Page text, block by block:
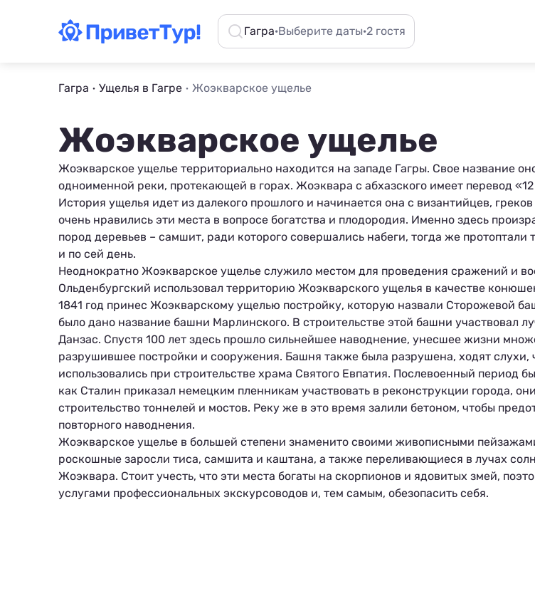
Гагра·Выберите даты·2 гостя
Гагра Ущелья в Гагре Жоэкварское ущелье
Жоэкварское ущелье
Жоэкварское ущелье территориально находится на западе Гагры. Свое название
одноименной реки, протекающей в горах. Жоэквара с абхазского имеет перевод
История ущелья идет из далекого прошлого и начинается она с византийцев,
очень нравились эти места в вопросе богатства и плодородия. Именно здесь
пород деревьев – самшит, ради которого совершались набеги, тогда же
и по сей день.
Неоднократно Жоэкварское ущелье служило местом для проведения сражений и
Ольденбургский использовал территорию Жоэкварского ущелья в качестве
1841 год принес Жоэкварскому ущелью постройку, которую назвали Сторожевой
было дано название башни Марлинского. В строительстве этой башни участвовал
Данзас. Спустя 100 лет здесь прошло сильнейшее наводнение, унесшее жизни
разрушившее постройки и сооружения. Башня также была разрушена, ходят слухи,
использовались при строительстве храма Святого Евпатия. Послевоенный период
как Сталин приказал немецким пленникам участвовать в реконструкции города,
строительство тоннелей и мостов. Реку же в это время залили бетоном, чтобы
повторного наводнения.
Жоэкварское ущелье в большей степени знаменито своими живописными
роскошные заросли тиса, самшита и каштана, а также переливающиеся в лучах
Жоэквара. Стоит учесть, что эти места богаты на скорпионов и ядовитых змей,
услугами профессиональных экскурсоводов и, тем самым, обезопасить себя.